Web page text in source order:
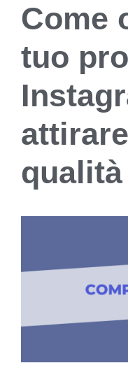
Come
tuo
qualità